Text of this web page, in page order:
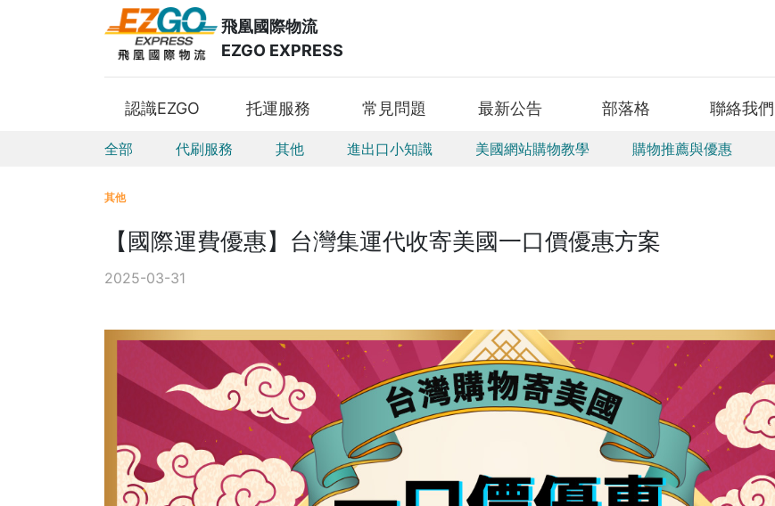
飛凰國際物流
EZGO EXPRESS
認識EZGO 托運服務 常見問題 最新公告 部落格 聯絡我們
全部 代刷服務 其他 進出口小知識 美國網站購物教學 購物推薦與優惠
其他
【國際運費優惠】台灣集運代收寄美國一口價優惠方案
2025-03-31